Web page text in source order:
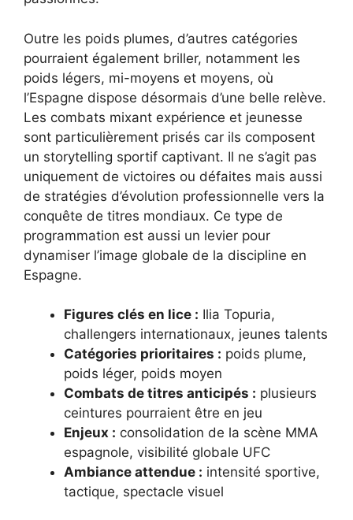
Outre les poids plumes, d’autres catégories
pourraient également briller, notamment les
poids légers, mi-moyens et moyens, où
l’Espagne dispose désormais d’une belle relève.
Les combats mixant expérience et jeunesse
sont particulièrement prisés car ils composent
un storytelling sportif captivant. Il ne s’agit pas
uniquement de victoires ou défaites mais aussi
de stratégies d’évolution professionnelle vers la
conquête de titres mondiaux. Ce type de
programmation est aussi un levier pour
dynamiser l’image globale de la discipline en
Espagne.
Figures clés en lice : Ilia Topuria,
challengers internationaux, jeunes talents
Catégories prioritaires : poids plume,
poids léger, poids moyen
Combats de titres anticipés : plusieurs
ceintures pourraient être en jeu
Enjeux : consolidation de la scène MMA
espagnole, visibilité globale UFC
Ambiance attendue : intensité sportive,
tactique, spectacle visuel